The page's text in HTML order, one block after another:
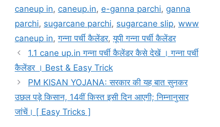
caneup in, caneup.in, e-ganna parchi, ganna
parchi, sugarcane parchi, sugarcane slip, www
caneup in,गन्ना पर्ची कैलेंडर,यूपी गन्ना पर्ची कैलेंडर
1.1 cane up.in गन्ना पर्ची कैलेंडर कैसे देखें । गन्ना पर्ची
कैलेंडर । Best & Easy Trick
PM KISAN YOJANA: सरकार की यह बात सुनकर
उछल पड़े किसान, 14वीं किस्त इसी दिन आएगी; निम्नानुसार
जांचें। [ Easy Tricks ]